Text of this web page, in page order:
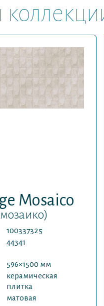
Mosaico
100337325
44341
596×1500 мм
керамическая
плитка
матовая